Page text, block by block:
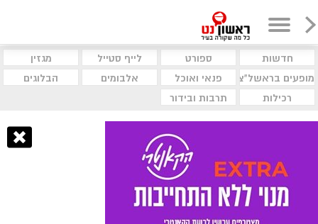
חדשות ספורט לייף סטייל
מגזין
מופעים בראשל"צ
פנאי ואוכל אלבומים
הבלוגים
רכילות
תרבות ובידור